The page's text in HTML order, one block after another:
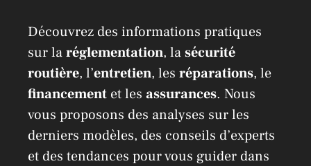
Découvrez des informations pratiques
sur laréglementation, lasécurité
routière, l’entretien, les réparations, le
financement et les assurances. Nous
vous proposons des analyses sur les
derniers modèles, des conseils d’experts
et des tendances pour vous guider dans